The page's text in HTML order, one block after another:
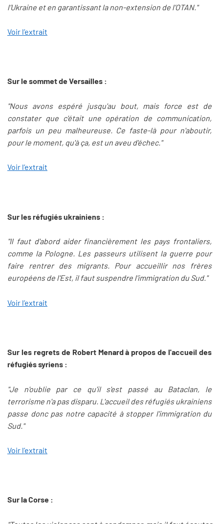
l’Ukraine et en garantissant la non-extension de l’OTAN."
Voir l’extrait
Sur le sommet de Versailles :
"Nous avons espéré jusqu'au bout, mais force est de
constater que c'était une opération de communication,
parfois un peu malheureuse. Ce faste-là pour n'aboutir,
pour le moment, qu'à ça, est un aveu d'échec."
Voir l’extrait
Sur les réfugiés ukrainiens :
"Il faut d'abord aider financièrement les pays frontaliers,
comme la Pologne. Les passeurs utilisent la guerre pour
faire rentrer des migrants. Pour accueillir nos frères
européens de l'Est, il faut suspendre l'immigration du Sud."
Voir l’extrait
Sur les regrets de Robert Menard à propos de l'accueil des
réfugiés syriens :
"Je n'oublie par ce qu'il s'est passé au Bataclan, le
terrorisme n'a pas disparu. L'accueil des réfugiés ukrainiens
passe donc pas notre capacité à stopper l'immigration du
Sud."
Voir l’extrait
Sur la Corse :